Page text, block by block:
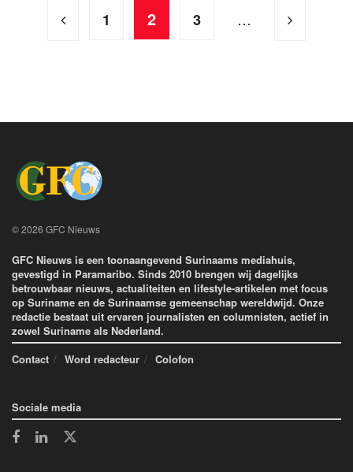
1 2 3 …
© 2026 GFC Nieuws
GFC Nieuws is een toonaangevend Surinaams mediahuis,
gevestigd in Paramaribo. Sinds 2010 brengen wij dagelijks
betrouwbaar nieuws, actualiteiten en lifestyle-artikelen met focus
op Suriname en de Surinaamse gemeenschap wereldwijd. Onze
redactie bestaat uit ervaren journalisten en columnisten, actief in
zowel Suriname als Nederland.
Contact
Word redacteur Colofon
Sociale media